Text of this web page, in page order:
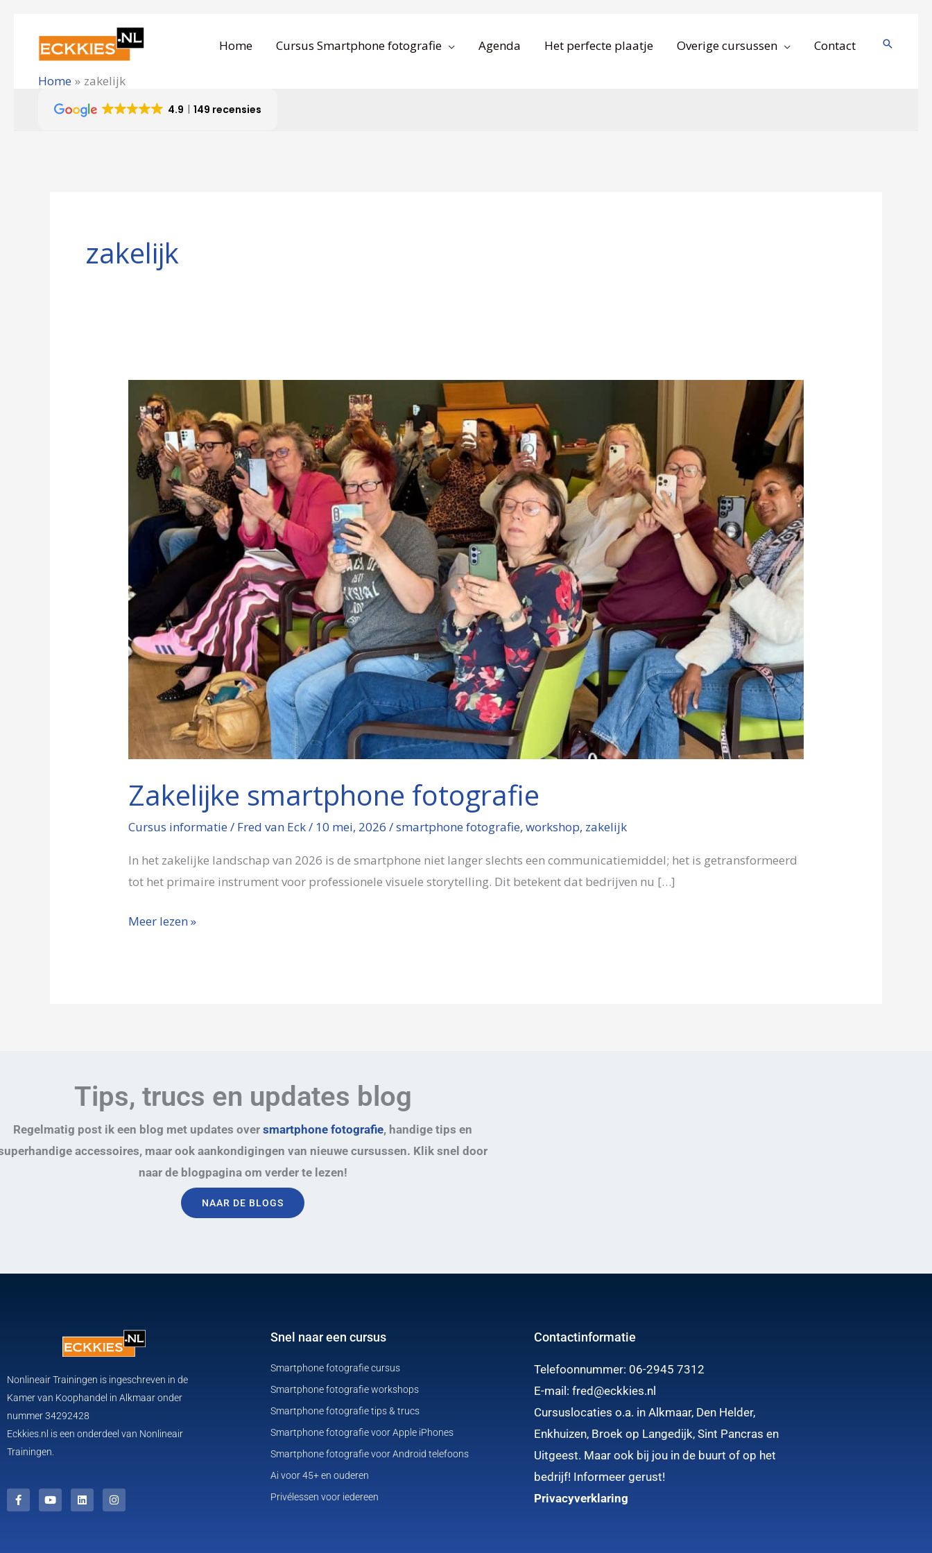
Home Cursus Smartphone fotografie Agenda Het perfecte plaatje Overige cursussen Contact Zoeken
Home zakelijk
4.9 149 recensies
zakelijk
Zakelijke smartphone fotografie
Cursus informatie/ Fred van Eck/ 10 mei, 2026/smartphone fotografie,workshop, zakelijk
In het zakelijke landschap van 2026 is de smartphone niet langer slechts een communicatiemiddel; het is getransformeerd
tot het primaire instrument voor professionele visuele storytelling. Dit betekent dat bedrijven nu […]
Zakelijke
smartphone
fotografie
Meer lezen »
Tips, trucs en updates blog
Regelmatig post ik een blog met updates over smartphone fotografie, handige tips en
accessoires, maar ook aankondigingen van nieuwe cursussen. Klik snel door
naar de blogpagina om verder te lezen!
NAAR DE BLOGS
Nonlineair Trainingen is ingeschreven in de
Kamer van Koophandel in Alkmaar onder
nummer 34292428
Eckkies.nl is een onderdeel van Nonlineair
Trainingen.
a
c
e
o
u
t
i
n
k
n
s
t
Snel naar een cursus
Smartphone fotografie cursus
Smartphone fotografie workshops
Smartphone fotografie tips & trucs
Smartphone fotografie voor Apple iPhones
Smartphone fotografie voor Android telefoons
Ai voor 45+ en ouderen
Privélessen voor iedereen
Contactinformatie
Telefoonnummer: 06-2945 7312
E-mail: fred@eckkies.nl
Cursuslocaties o.a. in Alkmaar, Den Helder,
Enkhuizen, Broek op Langedijk, Sint Pancras en
Uitgeest. Maar ook bij jou in de buurt of op het
bedrijf! Informeer gerust!
Privacyverklaring